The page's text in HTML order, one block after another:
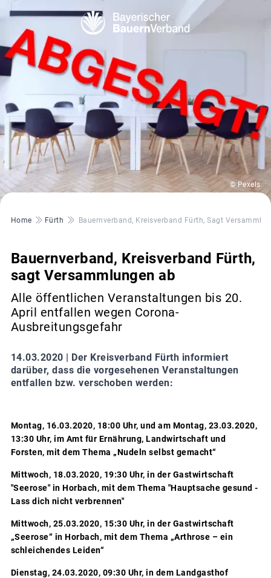
© Pexels
Pfadnavigation
Home Fürth Bauernverband, Kreisverband Fürth, Sagt
Bauernverband, Kreisverband Fürth,
sagt Versammlungen ab
Alle öffentlichen Veranstaltungen bis 20.
April entfallen wegen Corona-
Ausbreitungsgefahr
14.03.2020 | Der Kreisverband Fürth informiert
darüber, dass die vorgesehenen Veranstaltungen
entfallen bzw. verschoben werden:
Montag, 16.03.2020, 18:00 Uhr, und am Montag, 23.03.2020,
13:30 Uhr, im Amt für Ernährung, Landwirtschaft und
Forsten, mit dem Thema „Nudeln selbst gemacht“
Mittwoch, 18.03.2020, 19:30 Uhr, in der Gastwirtschaft
"Seerose" in Horbach, mit dem Thema "Hauptsache gesund -
Lass dich nicht verbrennen"
Mittwoch, 25.03.2020, 15:30 Uhr, in der Gastwirtschaft
„Seerose“ in Horbach, mit dem Thema „Arthrose – ein
schleichendes Leiden“
Dienstag, 24.03.2020, 09:30 Uhr, in dem Landgasthof